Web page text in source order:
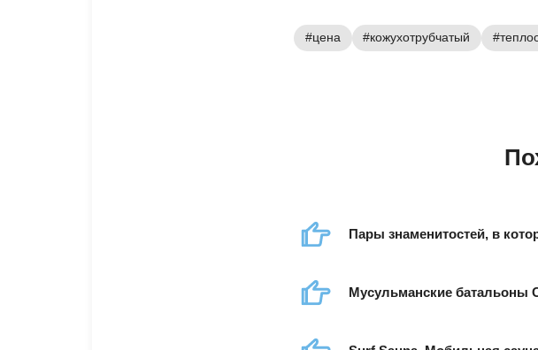
#цена #кожухотрубчатый
Пары знаменитостей, в
Мусульманские